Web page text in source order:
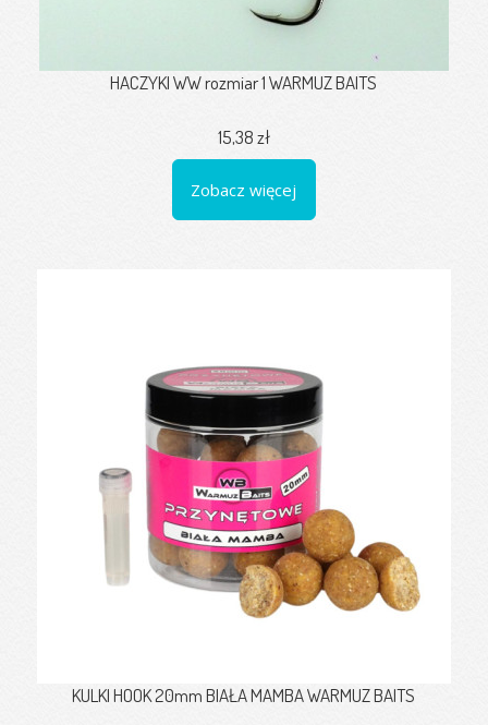
HACZYKI WW rozmiar 1 WARMUZ BAITS
15,38 zł
Zobacz więcej
KULKI HOOK 20mm BIAŁA MAMBA WARMUZ BAITS